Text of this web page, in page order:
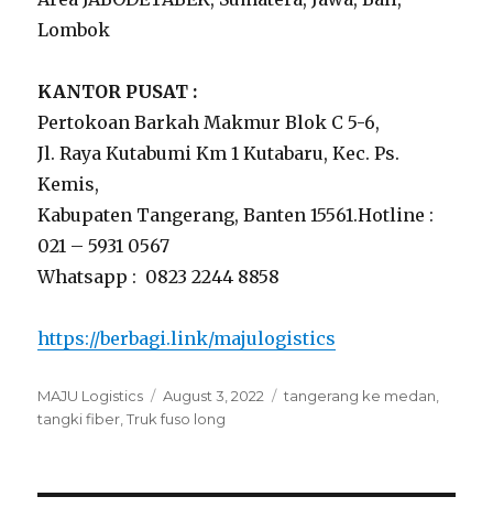
Lombok
KANTOR PUSAT :
Pertokoan Barkah Makmur Blok C 5-6,
Jl. Raya Kutabumi Km 1 Kutabaru, Kec. Ps.
Kemis,
Kabupaten Tangerang, Banten 15561.Hotline :
021 – 5931 0567
Whatsapp : 0823 2244 8858
https://berbagi.link/majulogistics
Author
MAJU Logistics
Posted
on
August 3, 2022 Tags
tangerang ke medan,
tangki fiber,Truk fuso long